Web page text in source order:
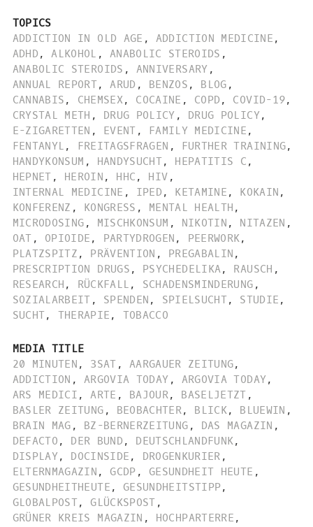
TOPICS
ADDICTION IN OLD AGE , ADDICTION MEDICINE ,
ADHD , ALKOHOL , ANABOLIC STEROIDS ,
ANABOLIC STEROIDS , ANNIVERSARY ,
ANNUAL REPORT, ARUD , BENZOS , BLOG ,
CANNABIS , CHEMSEX , COCAINE , COPD , COVID-19,
CRYSTAL METH , DRUG POLICY , DRUG POLICY,
E-ZIGARETTEN , EVENT , FAMILY MEDICINE ,
FENTANYL , FREITAGSFRAGEN , FURTHER TRAINING,
HANDYKONSUM , HANDYSUCHT, HEPATITIS C ,
HEPNET , HEROIN , HHC , HIV ,
INTERNAL MEDICINE , IPED , KETAMINE , KOKAIN ,
KONFERENZ , KONGRESS , MENTAL HEALTH ,
MICRODOSING , MISCHKONSUM , NIKOTIN , NITAZEN ,
OAT , OPIOIDE , PARTYDROGEN , PEERWORK,
PLATZSPITZ , PRÄVENTION , PREGABALIN ,
PRESCRIPTION DRUGS , PSYCHEDELIKA, RAUSCH ,
RESEARCH , RÜCKFALL , SCHADENSMINDERUNG ,
SOZIALARBEIT , SPENDEN , SPIELSUCHT, STUDIE ,
SUCHT, THERAPIE , TOBACCO
MEDIA TITLE
20 MINUTEN , 3SAT , AARGAUER ZEITUNG,
ADDICTION , ARGOVIA TODAY , ARGOVIA TODAY,
ARS MEDICI , ARTE , BAJOUR, BASELJETZT ,
BASLER ZEITUNG , BEOBACHTER, BLICK, BLUEWIN ,
BRAIN MAG , BZ-BERNERZEITUNG , DAS MAGAZIN ,
DEFACTO , DER BUND , DEUTSCHLANDFUNK,
DISPLAY, DOCINSIDE , DROGENKURIER ,
ELTERNMAGAZIN , GCDP , GESUNDHEIT HEUTE ,
GESUNDHEITHEUTE , GESUNDHEITSTIPP,
GLOBALPOST, GLÜCKSPOST ,
GRÜNER KREIS MAGAZIN , HOCHPARTERRE ,